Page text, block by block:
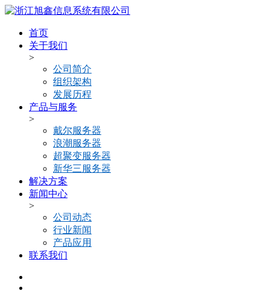
首页
关于我们
>
公司简介
组织架构
发展历程
产品与服务
>
戴尔服务器
浪潮服务器
超聚变服务器
新华三服务器
解决方案
新闻中心
>
公司动态
行业新闻
产品应用
联系我们